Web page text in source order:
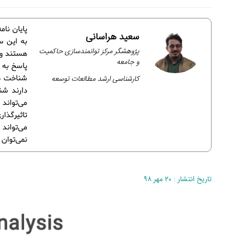
پایان
به این
هستند
پاسخ به
شناخت
دارند
نمی‌توان
سعید هراسانی
پژوهشگر مرکز توانمندسازی حاکمیت
و جامعه
کارشناسی ارشد مطالعات توسعه
تاریخ انتشار : ۲۰ مهر ۹۸